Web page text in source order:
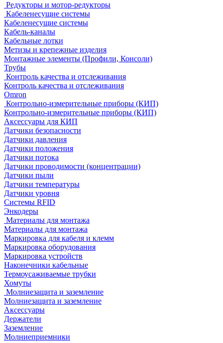
Редукторы и мотор-редукторы
Кабеленесущие системы
Кабеленесущие системы
Кабель-каналы
Кабельные лотки
Метизы и крепежные изделия
Монтажные элементы (Профили, Консоли)
Трубы
Контроль качества и отслеживания
Контроль качества и отслеживания
Omron
Контрольно-измерительные приборы (КИП)
Контрольно-измерительные приборы (КИП)
Аксессуары для КИП
Датчики безопасности
Датчики давления
Датчики положения
Датчики потока
Датчики проводимости (концентрации)
Датчики пыли
Датчики температуры
Датчики уровня
Системы RFID
Энкодеры
Материалы для монтажа
Материалы для монтажа
Маркировка для кабеля и клемм
Маркировка оборудования
Маркировка устройств
Наконечники кабельные
Термоусаживаемые трубки
Хомуты
Молниезащита и заземление
Молниезащита и заземление
Аксессуары
Держатели
Заземление
Молниеприемники